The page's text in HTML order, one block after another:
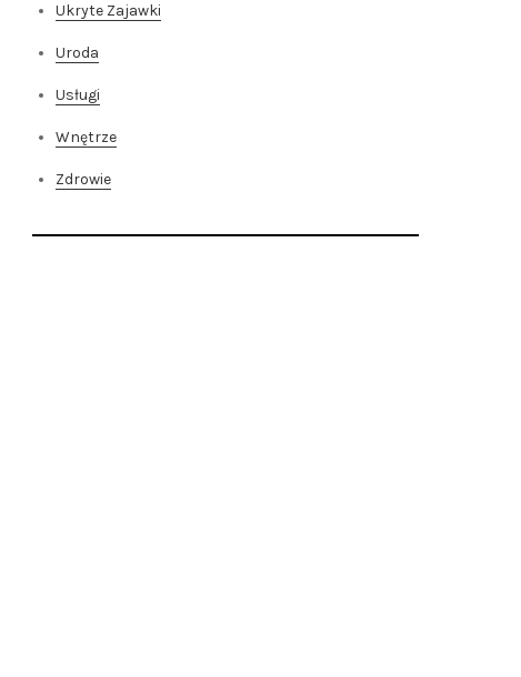
Ukryte Zajawki
Uroda
Usługi
Wnętrze
Zdrowie